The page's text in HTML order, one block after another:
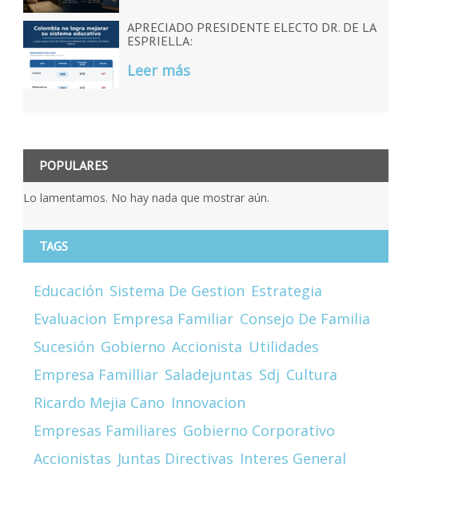
APRECIADO PRESIDENTE ELECTO DR. DE LA
ESPRIELLA:
Leer más
POPULARES
Lo lamentamos. No hay nada que mostrar aún.
TAGS
Educación Sistema De Gestion Estrategia
Evaluacion Empresa Familiar Consejo De Familia
Sucesión Gobierno Accionista Utilidades
Empresa Familliar Saladejuntas Sdj Cultura
Ricardo Mejia Cano Innovacion
Empresas Familiares Gobierno Corporativo
Accionistas Juntas Directivas Interes General